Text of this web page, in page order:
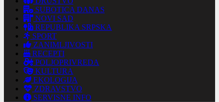
SUBOTICA DANAS
NOVI SAD
REPUBLIKA SRPSKA
SPORT
ZANIMLJIVOSTI
RECEPTI
POLJOPRIVREDA
KULTURA
EKOLOGIJA
ZDRAVSTVO
SERVISNE INFO